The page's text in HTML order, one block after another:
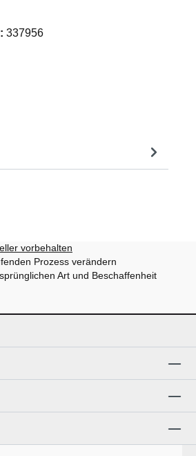
337956
vorbehalten
Prozess verändern
Art und Beschaffenheit